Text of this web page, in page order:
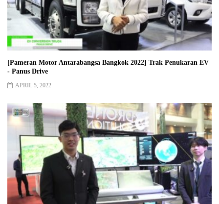
[Pameran Motor Antarabangsa Bangkok 2022] Trak Penukaran EV
- Panus Drive
APRIL 5, 2022